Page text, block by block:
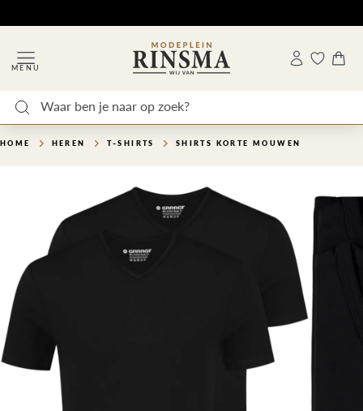
MENU
HOME HEREN T-SHIRTS SHIRTS KORTE MOUWEN